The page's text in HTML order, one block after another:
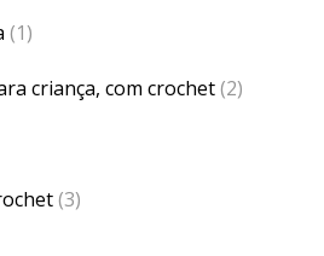
(1)
criança, com crochet(2)
(3)